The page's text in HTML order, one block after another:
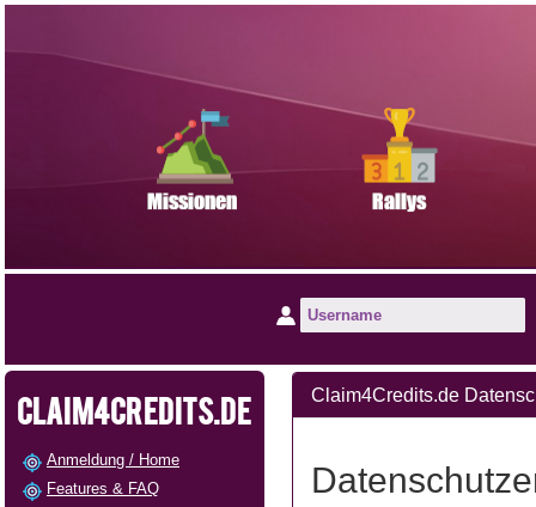
CLAIM4CREDITS.DE
Anmeldung / Home
Features & FAQ
Claim4Credits.de